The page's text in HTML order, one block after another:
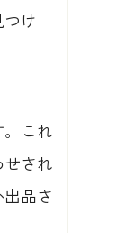
け
これ
され
品さ